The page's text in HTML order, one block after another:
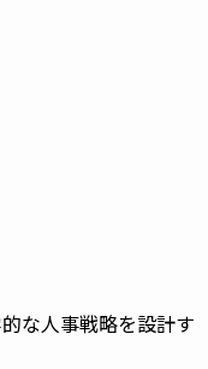
な人事戦略を設計す